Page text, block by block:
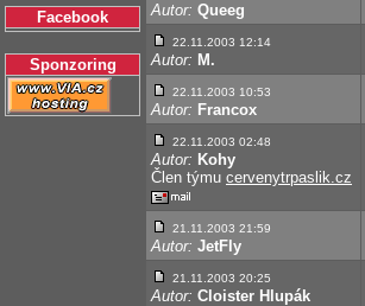
Facebook
Sponzoring
Autor: Queeg
22.11.2003 12:14
Autor: M.
22.11.2003 10:53
Autor: Francox
22.11.2003 02:48
Autor: Kohy
Člen týmu cervenytrpaslik.cz
21.11.2003 21:59
Autor: JetFly
21.11.2003 20:25
Autor: Cloister Hlupák